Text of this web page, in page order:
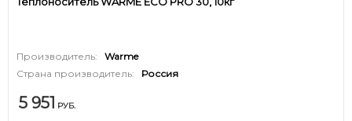
Производитель:
Warme
Страна производитель:
Россия
5 951 РУБ.